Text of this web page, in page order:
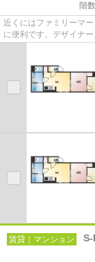
階
近くにはファミリーマ
に便利です。デザイナ
賃貸｜マンション S-